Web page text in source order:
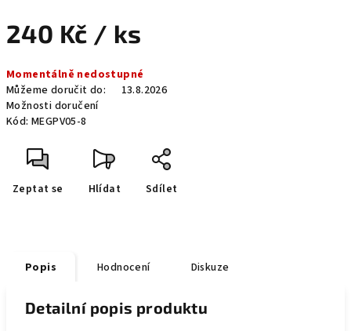
240 Kč / ks
cena:
Momentálně nedostupné
Můžeme doručit do:
13.8.2026
Možnosti doručení
Kód: MEGPV05-8
Zeptat se Hlídat Sdílet
Popis Hodnocení Diskuze
Detailní popis produktu